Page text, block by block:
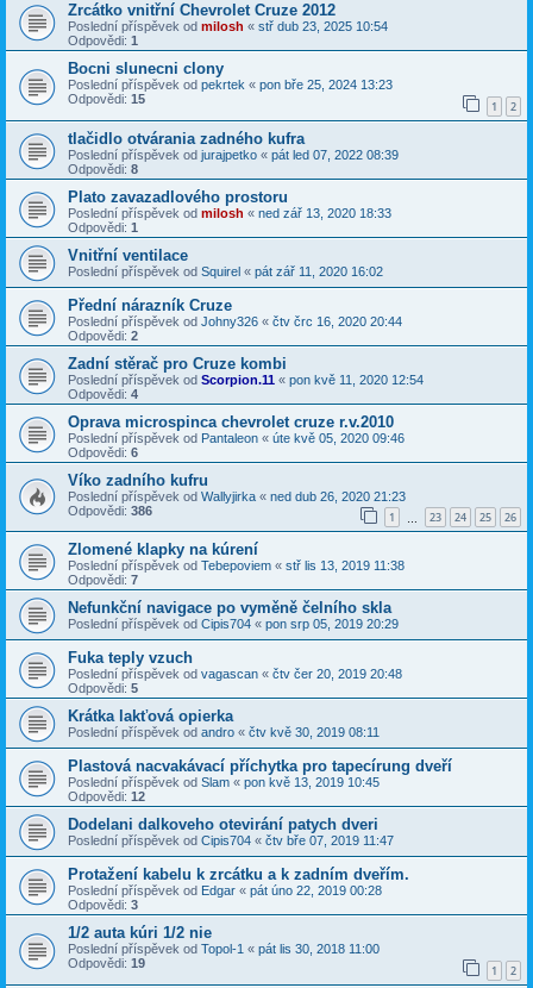
Zrcátko vnitřní Chevrolet Cruze 2012
Poslední příspěvek od milosh « stř dub 23, 2025 10:54
Odpovědi: 1
Bocni slunecni clony
Poslední příspěvek od pekrtek « pon bře 25, 2024 13:23
Odpovědi: 15 1 2
tlačidlo otvárania zadného kufra
Poslední příspěvek od jurajpetko « pát led 07, 2022 08:39
Odpovědi: 8
Plato zavazadlového prostoru
Poslední příspěvek od milosh « ned zář 13, 2020 18:33
Odpovědi: 1
Vnitřní ventilace
Poslední příspěvek od Squirel « pát zář 11, 2020 16:02
Přední nárazník Cruze
Poslední příspěvek od Johny326 « čtv črc 16, 2020 20:44
Odpovědi: 2
Zadní stěrač pro Cruze kombi
Poslední příspěvek od Scorpion.11 « pon kvě 11, 2020 12:54
Odpovědi: 4
Oprava microspinca chevrolet cruze r.v.2010
Poslední příspěvek od Pantaleon « úte kvě 05, 2020 09:46
Odpovědi: 6
Víko zadního kufru
Poslední příspěvek od Wallyjirka « ned dub 26, 2020 21:23
Odpovědi: 386 1 23 24 25 26
Zlomené klapky na kúrení
Poslední příspěvek od Tebepoviem « stř lis 13, 2019 11:38
Odpovědi: 7
Nefunkční navigace po vyměně čelního skla
Poslední příspěvek od Cipis704 « pon srp 05, 2019 20:29
Fuka teply vzuch
Poslední příspěvek od vagascan « čtv čer 20, 2019 20:48
Odpovědi: 5
Krátka lakťová opierka
Poslední příspěvek od andro « čtv kvě 30, 2019 08:11
Plastová nacvakávací příchytka pro tapecírung dveří
Poslední příspěvek od Slam « pon kvě 13, 2019 10:45
Odpovědi: 12
Dodelani dalkoveho otevirání patych dveri
Poslední příspěvek od Cipis704 « čtv bře 07, 2019 11:47
Protažení kabelu k zrcátku a k zadním dveřím.
Poslední příspěvek od Edgar « pát úno 22, 2019 00:28
Odpovědi: 3
1/2 auta kúri 1/2 nie
Poslední příspěvek od Topol-1 « pát lis 30, 2018 11:00
Odpovědi: 19 1 2